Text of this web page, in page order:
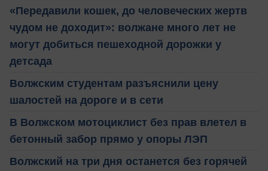
«Передавили кошек, до человеческих жертв
чудом не доходит»: волжане много лет не
могут добиться пешеходной дорожки у
детсада
Волжским студентам разъяснили цену
шалостей на дороге и в сети
В Волжском мотоциклист без прав влетел в
бетонный забор прямо у опоры ЛЭП
Волжский на три дня останется без горячей